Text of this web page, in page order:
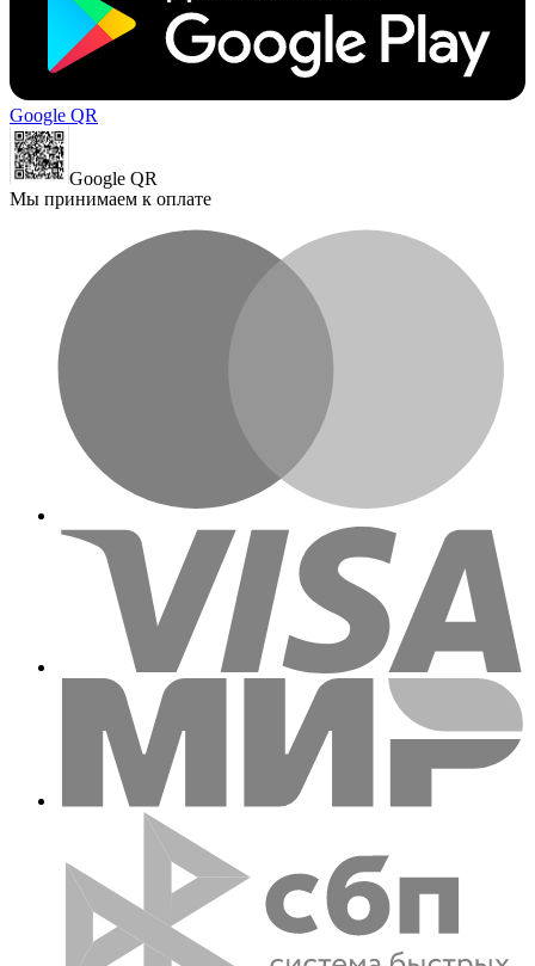
Google QR
Google QR
Мы принимаем к оплате